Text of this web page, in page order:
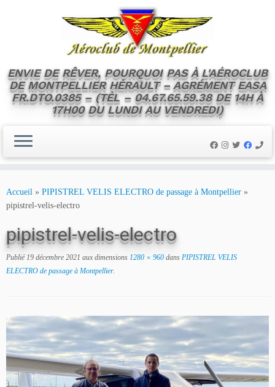
content
ENVIE DE RÊVER, POURQUOI PAS À L'AÉROCLUB
DE MONTPELLIER HÉRAULT – AGRÉMENT EASA
FR.DTO.0385 – (TÉL – 04.67.65.59.38 DE 14H À
17H00 DU LUNDI AU VENDREDI)
Accueil » PIPISTREL VELIS ELECTRO de passage à Montpellier »
pipistrel-velis-electro
pipistrel-velis-electro
Publié 19 décembre 2021 aux dimensions 1280 × 960 dans PIPISTREL VELIS
ELECTRO de passage à Montpellier.